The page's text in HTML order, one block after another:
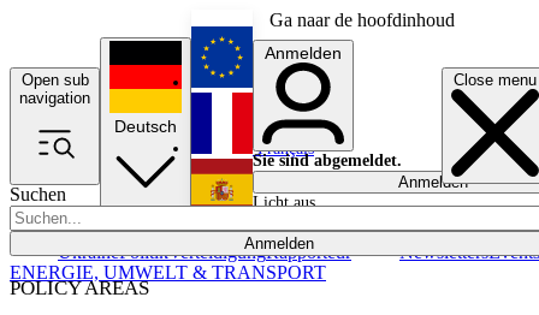
Ga naar de hoofdinhoud
Open sub
navigation
Close menu
Suchen
Anmelden
POLICY AREAS
UkrainePolitikVerteidigungRapporteur NewslettersEvents
Deutsch
English
Français
Anmelden
Sie sind abgemeldet.
Anmelden
Licht aus
ENERGIE, UMWELT & TRANSPORT